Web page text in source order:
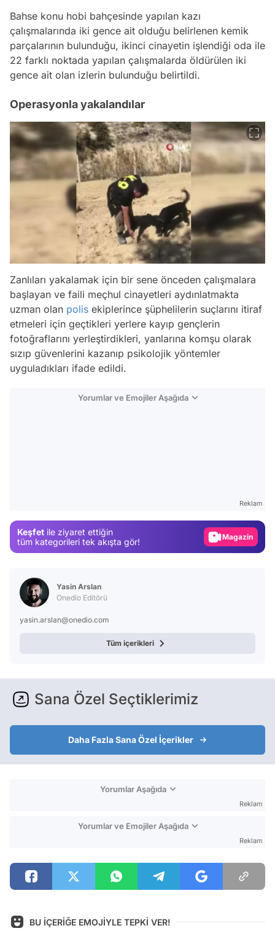
Bahse konu hobi bahçesinde yapılan kazı
çalışmalarında iki gence ait olduğu belirlenen kemik
parçalarının bulunduğu, ikinci cinayetin işlendiği oda ile
22 farklı noktada yapılan çalışmalarda öldürülen iki
gence ait olan izlerin bulunduğu belirtildi.
Operasyonla yakalandılar
Zanlıları yakalamak için bir sene önceden çalışmalara
başlayan ve faili meçhul cinayetleri aydınlatmakta
uzman olan polis ekiplerince şüphelilerin suçlarını itiraf
etmeleri için geçtikleri yerlere kayıp gençlerin
fotoğraflarını yerleştirdikleri, yanlarına komşu olarak
sızıp güvenlerini kazanıp psikolojik yöntemler
uyguladıkları ifade edildi.
Yorumlar ve Emojiler Aşağıda
Reklam
Keşfet ile ziyaret ettiğin
tüm kategorileri tek akışta gör!
Gündem
Magazin
Video
Yasin Arslan
Onedio Editörü
yasin.arslan@onedio.com
Tüm içerikleri
Sana Özel Seçtiklerimiz
Daha Fazla Sana Özel İçerikler
Yorumlar Aşağıda
Reklam
Yorumlar ve Emojiler Aşağıda
Reklam
BU İÇERİĞE EMOJİYLE TEPKİ VER!